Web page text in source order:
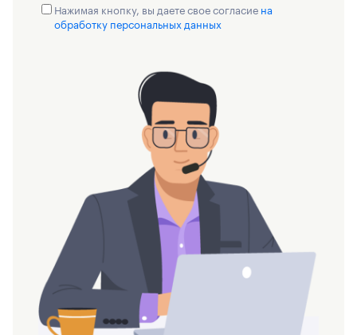
Нажимая кнопку, вы даете свое согласие на
обработку персональных данных